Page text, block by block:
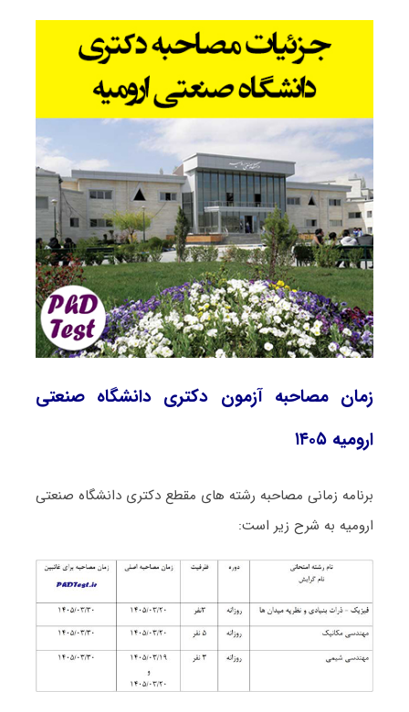
زمان مصاحبه آزمون دکتری دانشگاه صنعتی
ارومیه ۱۴۰۵
برنامه زمانی مصاحبه رشته های مقطع دکتری دانشگاه صنعتی
ارومیه به شرح زیر است: